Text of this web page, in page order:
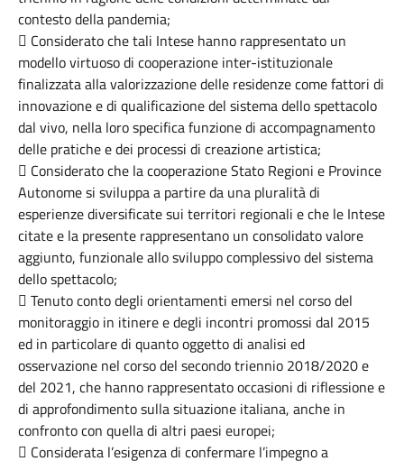
contesto della pandemia;
 Considerato che tali Intese hanno rappresentato un
modello virtuoso di cooperazione inter-istituzionale
finalizzata alla valorizzazione delle residenze come fattori di
innovazione e di qualificazione del sistema dello spettacolo
dal vivo, nella loro specifica funzione di accompagnamento
delle pratiche e dei processi di creazione artistica;
 Considerato che la cooperazione Stato Regioni e Province
Autonome si sviluppa a partire da una pluralità di
esperienze diversificate sui territori regionali e che le Intese
citate e la presente rappresentano un consolidato valore
aggiunto, funzionale allo sviluppo complessivo del sistema
dello spettacolo;
 Tenuto conto degli orientamenti emersi nel corso del
monitoraggio in itinere e degli incontri promossi dal 2015
ed in particolare di quanto oggetto di analisi ed
osservazione nel corso del secondo triennio 2018/2020 e
del 2021, che hanno rappresentato occasioni di riflessione e
di approfondimento sulla situazione italiana, anche in
confronto con quella di altri paesi europei;
 Considerata l’esigenza di confermare l’impegno a